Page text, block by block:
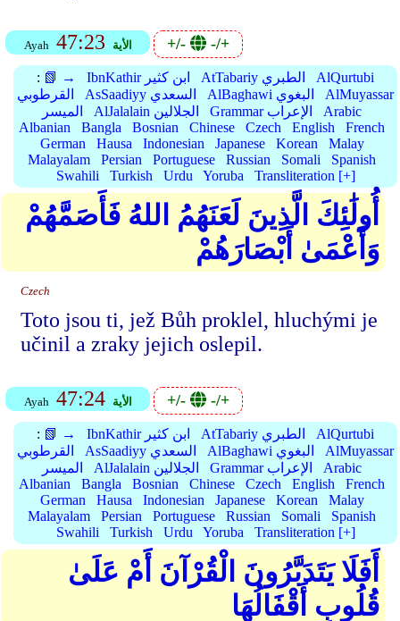
Ayah 47:23 الأية +/- -/+
: 📗 → IbnKathir ابن كثير AtTabariy الطبري
AlQurtubi
القرطوبي
AsSaadiyy السعدي AlBaghawi البغوي
AlMuyassar
الميسر
AlJalalain الجلالين Grammar الإعراب
Arabic
Albanian
Bangla Bosnian Chinese Czech English
French
German
Hausa Indonesian Japanese Korean
Malay
Malayalam
Persian Portuguese Russian Somali
Spanish
Swahili
Turkish Urdu Yoruba Transliteration [+]
أُولَٰئِكَ الَّذِينَ لَعَنَهُمُ اللهُ فَأَصَمَّهُمْ
وَأَعْمَىٰ أَبْصَارَهُمْ
Czech
Toto jsou ti, jež Bůh proklel, hluchými je
učinil a zraky jejich oslepil.
Ayah 47:24 الأية +/- -/+
: 📗 → IbnKathir ابن كثير AtTabariy الطبري
AlQurtubi
القرطوبي
AsSaadiyy السعدي AlBaghawi البغوي
AlMuyassar
الميسر
AlJalalain الجلالين Grammar الإعراب
Arabic
Albanian
Bangla Bosnian Chinese Czech English
French
German
Hausa Indonesian Japanese Korean
Malay
Malayalam
Persian Portuguese Russian Somali
Spanish
Swahili
Turkish Urdu Yoruba Transliteration [+]
أَفَلَا يَتَدَبَّرُونَ الْقُرْآنَ أَمْ عَلَىٰ
قُلُوبٍ أَقْفَالُهَا